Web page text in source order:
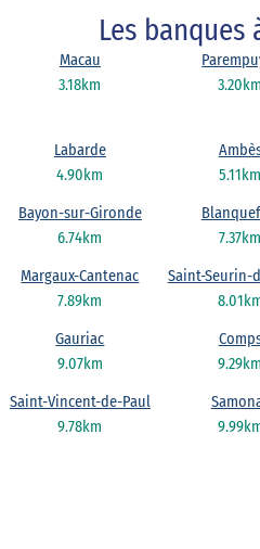
Les
3.18km
Macau
3.20km
4.90km
Labarde
5.11km
6.74km
Bayon-sur-Gironde
7.37km
7.89km
Margaux-Cantenac
Saint-Seurin-
9.07km
Gauriac
9.29km
9.78km
Saint-Vincent-de-Paul